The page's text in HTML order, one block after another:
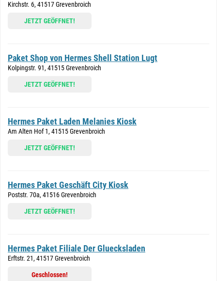
Kirchstr. 6, 41517 Grevenbroich
JETZT GEÖFFNET!
Paket Shop von Hermes Shell Station Lugt
Kolpingstr. 91, 41515 Grevenbroich
JETZT GEÖFFNET!
Hermes Paket Laden Melanies Kiosk
Am Alten Hof 1, 41515 Grevenbroich
JETZT GEÖFFNET!
Hermes Paket Geschäft City Kiosk
Poststr. 70a, 41516 Grevenbroich
JETZT GEÖFFNET!
Hermes Paket Filiale Der Gluecksladen
Erftstr. 21, 41517 Grevenbroich
Geschlossen!